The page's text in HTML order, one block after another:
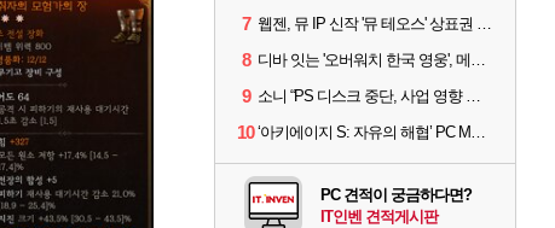
7 웹젠, 뮤 IP 신작 '뮤 테오스' 상표권 출원
8 디바 잇는 '오버워치 한국 영웅', 메카 파일럿 디몬 나온다
9 소니 “PS 디스크 중단, 사업 영향 없다”
10 ‘아키에이지 S: 자유의 해협’ PC MMORPG로 개발한다
PC 견적이 궁금하다면?
IT인벤 견적게시판